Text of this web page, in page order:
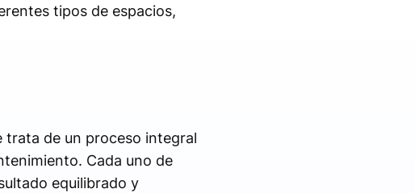
tipos de espacios,
trata de un proceso integral
Cada uno de
equilibrado y